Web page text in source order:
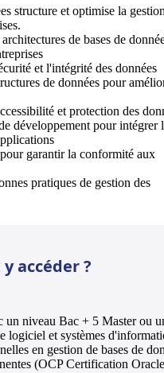
structure et optimise la
de bases de
et l'intégrité des données
de données pour
et protection des
développement pour intégrer
garantir la conformité aux
pratiques de gestion des
accéder ?
un niveau Bac + 5 Master ou
logiciel et systèmes
en gestion de bases de
(OCP Certification